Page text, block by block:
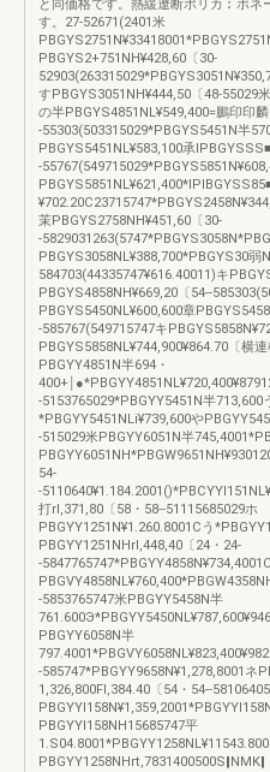
と同価格です。熱緩遼断ポリカ︰ボネ
す。27-52671(2401米
PBGYS2+751NH¥428,60〔30-
すPBGYS3051NH¥444,50〔48-55029
の半PBGYS4851NL¥549,400=鵬印印
-55303(503315029*PBGYS5451N半
PBGYS5451NL¥583,100承
-
茉PBGYS2758NH¥451,60〔30-
-
PBGYS3058NL¥388,700*PBGYS30弱
584703(44335747¥616.40011)キ
PBGYS4858NH¥669,20〔54--
PBGYS5450NL¥600,600章
-585767(549715747キ
PBGYS5858NL¥744,900¥864.70〔横
PBGYY4851N半694・
400+￨
-5153765029*PBGYY5451N半713,600
*PBGYY5451NLi¥739,600や
-515029米PBGYY6051N半
54-
-
打rl,371,80〔58・58--51115685029ホ
PBGYY1251N¥1.260.8001Cう
PBGYY1251NHrl,448,40〔24・24-
-
-5853765747米PBGYY5458N半
PBGYY6058N半
-585747*PBGYY9658N¥1,278,8001ネ
1,326,800Fl,384.40〔54・54--
PBGYYl158NH15685747平
PBGYY1258NHrt,7831400500S‖NMK‖